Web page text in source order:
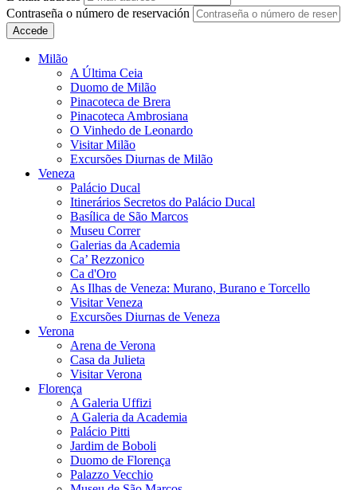
Contraseña o número de reservación
Accede
Milão
A Última Ceia
Duomo de Milão
Pinacoteca de Brera
Pinacoteca Ambrosiana
O Vinhedo de Leonardo
Visitar Milão
Excursões Diurnas de Milão
Veneza
Palácio Ducal
Itinerários Secretos do Palácio Ducal
Basílica de São Marcos
Museu Correr
Galerias da Academia
Ca’ Rezzonico
Ca d'Oro
As Ilhas de Veneza: Murano, Burano e Torcello
Visitar Veneza
Excursões Diurnas de Veneza
Verona
Arena de Verona
Casa da Julieta
Visitar Verona
Florença
A Galeria Uffizi
A Galeria da Academia
Palácio Pitti
Jardim de Boboli
Duomo de Florença
Palazzo Vecchio